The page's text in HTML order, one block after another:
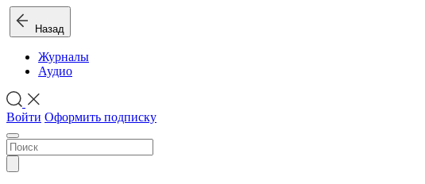
Назад
Журналы
Аудио
Войти Оформить подписку